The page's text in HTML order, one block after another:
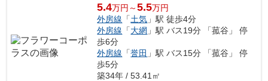
5.4万円～5.5万円
外房線 「土気 」駅 徒歩4分
外房線 「大網 」駅 バス19分 「菰谷」 停
歩6分
外房線 「誉田 」駅 バス15分 「菰谷」 停
歩5分
築34年 / 53.41㎡